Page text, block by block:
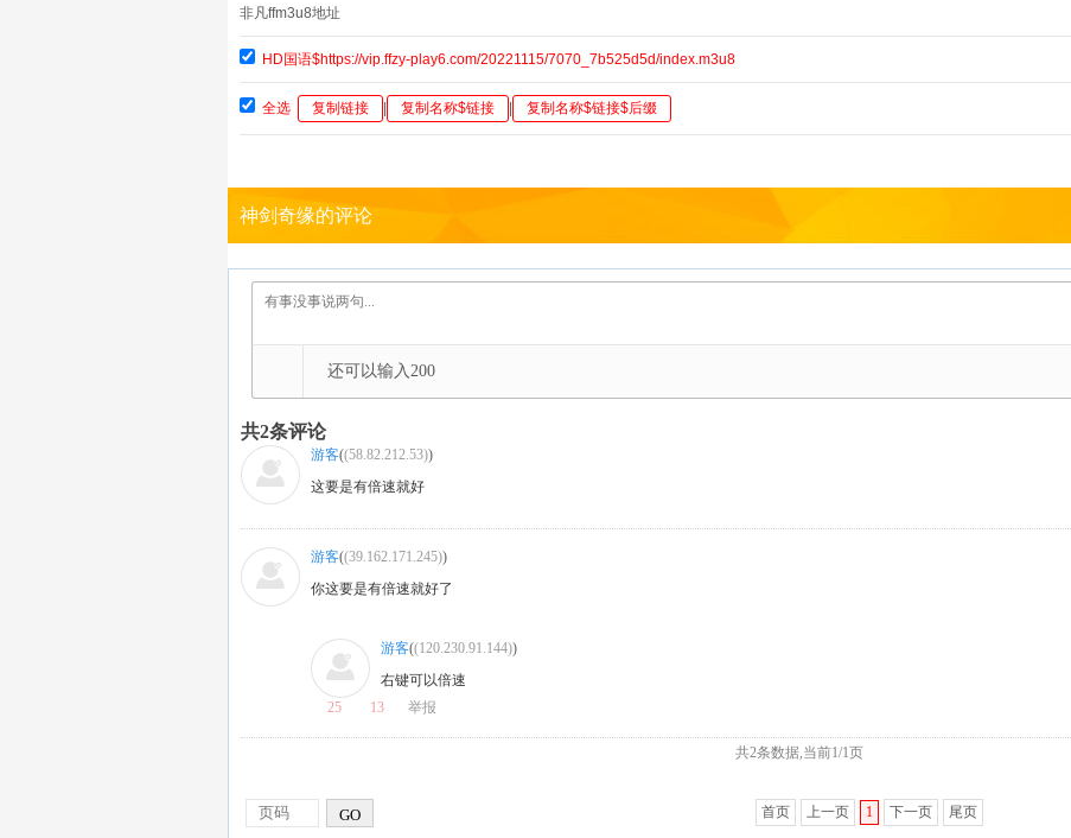
非凡ffm3u8地址
HD国语$https://vip.ffzy-play6.com/20221115/7070_7b525d5d/index.m3u8
全选 复制链接 复制名称$链接 复制名称$链接$后缀
神剑奇缘的评论
还可以输入200
共2条评论
游客((58.82.212.53))
这要是有倍速就好
游客((39.162.171.245))
你这要是有倍速就好了
游客((120.230.91.144))
右键可以倍速
25
13 举报
共2条数据,当前1/1页
首页 上一页 1 下一页 尾页
GO